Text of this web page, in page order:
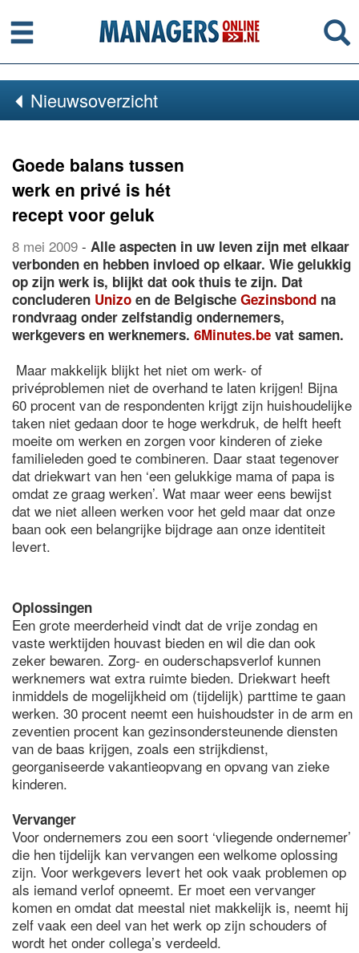
Menu
Nieuwsoverzicht
Goede balans tussen
werk en privé is hét
recept voor geluk
8 mei 2009 - Alle aspecten in uw leven zijn met elkaar
verbonden en hebben invloed op elkaar. Wie gelukkig
op zijn werk is, blijkt dat ook thuis te zijn. Dat
concluderen Unizo en de Belgische Gezinsbond na
rondvraag onder zelfstandig ondernemers,
werkgevers en werknemers. 6Minutes.be vat samen.
Maar makkelijk blijkt het niet om werk- of
privéproblemen niet de overhand te laten krijgen! Bijna
60 procent van de respondenten krijgt zijn huishoudelijke
taken niet gedaan door te hoge werkdruk, de helft heeft
moeite om werken en zorgen voor kinderen of zieke
familieleden goed te combineren. Daar staat tegenover
dat driekwart van hen ‘een gelukkige mama of papa is
omdat ze graag werken’. Wat maar weer eens bewijst
dat we niet alleen werken voor het geld maar dat onze
baan ook een belangrijke bijdrage aan onze identiteit
levert.
Oplossingen
Een grote meerderheid vindt dat de vrije zondag en
vaste werktijden houvast bieden en wil die dan ook
zeker bewaren. Zorg- en ouderschapsverlof kunnen
werknemers wat extra ruimte bieden. Driekwart heeft
inmiddels de mogelijkheid om (tijdelijk) parttime te gaan
werken. 30 procent neemt een huishoudster in de arm en
zeventien procent kan gezinsondersteunende diensten
van de baas krijgen, zoals een strijkdienst,
georganiseerde vakantieopvang en opvang van zieke
kinderen.
Vervanger
Voor ondernemers zou een soort ‘vliegende ondernemer’
die hen tijdelijk kan vervangen een welkome oplossing
zijn. Voor werkgevers levert het ook vaak problemen op
als iemand verlof opneemt. Er moet een vervanger
komen en omdat dat meestal niet makkelijk is, neemt hij
zelf vaak een deel van het werk op zijn schouders of
wordt het onder collega’s verdeeld.